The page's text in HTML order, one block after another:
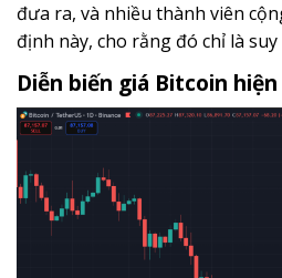
đưa ra, và nhiều thành viên
định này, cho rằng đó chỉ là
Diễn biến giá Bitcoin